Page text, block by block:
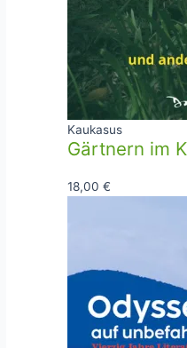
Kaukasus
Gärtnern im
18,00 €